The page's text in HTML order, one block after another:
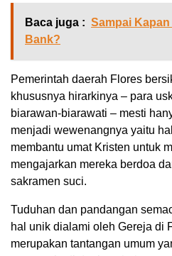
Baca juga : Sampai
Bank?
Pemerintah daerah Flores
khususnya hirarkinya – para
biarawan-biarawati – mesti
menjadi wewenangnya yaitu
membantu umat Kristen untuk
mengajarkan mereka berdoa
sakramen suci.
Tuduhan dan pandangan
hal unik dialami oleh Gereja di
merupakan tantangan umum